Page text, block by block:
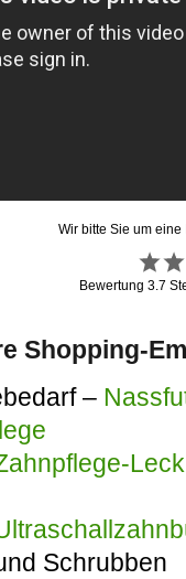
Wir bitte Sie um
Bewertung3.7
Shopping-
–
Schrubben